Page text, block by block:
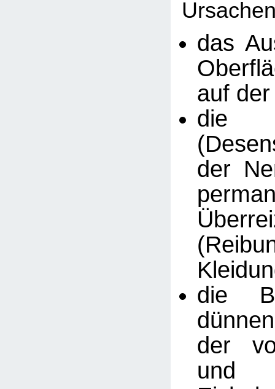
das
auf
die
der
die
der
und